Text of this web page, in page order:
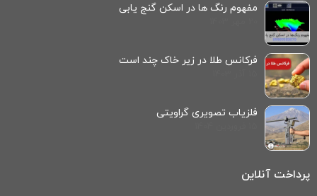
مفهوم رنگ‌ ها در اسکن گنج‌ یابی
فرکانس طلا در زیر خاک چند است
فلزیاب تصویری گراویتی
پرداخت آنلاین